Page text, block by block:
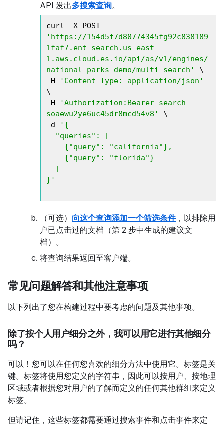
API 发出多搜索查询。
curl -
'https://154d5f7d80774345fg92c838189
1faf7.ent-search.us-east-
1.aws.cloud.es.io/api/as/v1/engines/
national-parks-demo/multi_search'
-H
'Content-Type: application/json'
-H
'Authorization:Bearer search-
soaewu2ye6uc45dr8mcd54v8'
-d
'{
}'
（可选） 向这个查询添加一个筛选条件，以排除用
户已点击过的文档（第 2 步中生成的建议文
档）。
将查询结果返回至客户端。
常见问题解答和其他注意事项
以下列出了您在构建过程中要考虑的问题及其他事项。
除了按个人用户细分之外，我可以用它进行其他细分
吗？
可以！您可以在任何您喜欢的细分方法中使用它。标签是关
键。标签将使用您定义的字符串，因此可以按用户、按地理
区域或者根据您对用户的了解而定义的任何其他群组来定义
标签。
但请记住，这些标签都需要通过搜索事件和点击事件来定